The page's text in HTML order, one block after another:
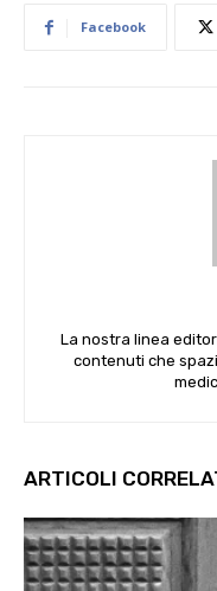
Facebook
La nostra linea
contenuti che
ARTICOLI